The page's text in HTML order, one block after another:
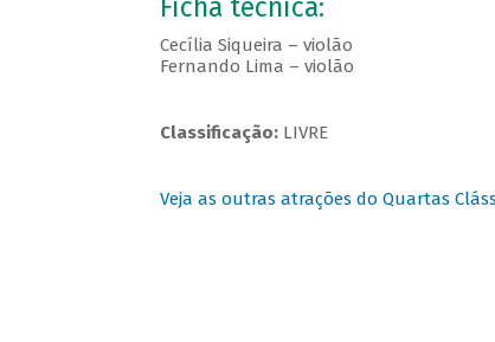
Ficha técnica:
Cecília Siqueira – violão
Fernando Lima – violão
Classificação:LIVRE
Veja as outras atrações do Quartas